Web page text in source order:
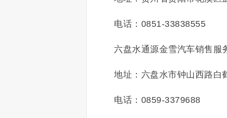
电话：0851-33838555
六盘水通源金雪汽车销售服
地址：六盘水市钟山西路白
电话：0859-3379688